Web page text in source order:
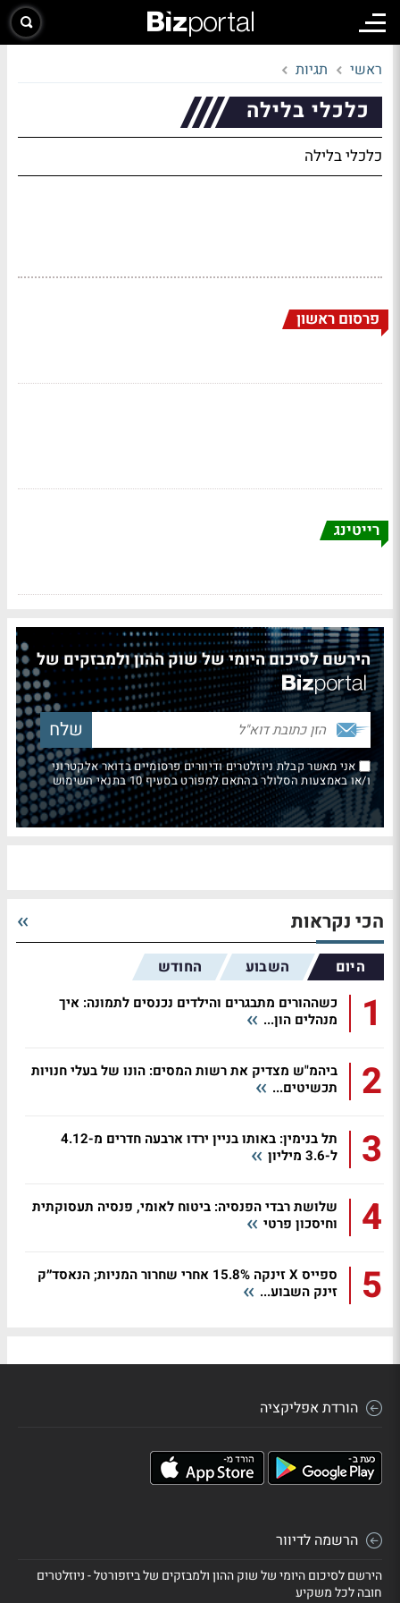
ראשי תגיות
כלכלי בלילה
כלכלי בלילה
פרסום ראשון
רייטינג
הירשם לסיכום היומי של שוק ההון ולמבזקים של
אני מאשר קבלת ניוזלטרים ודיוורים פרסומיים בדואר אלקטרוני
ו/או באמצעות הסלולר בהתאם למפורט בסעיף 10 בתנאי השימוש
הכי נקראות
היום השבוע החודש
1
כשההורים מתבגרים והילדים נכנסים לתמונה: איך
מנהלים הון...
2
ביהמ"ש מצדיק את רשות המסים: הונו של בעלי חנויות
תכשיטים...
3
תל בנימין: באותו בניין ירדו ארבעה חדרים מ-4.12
ל-3.6 מיליון
4
שלושת רבדי הפנסיה: ביטוח לאומי, פנסיה תעסוקתית
וחיסכון פרטי
5
ספייס X זינקה 15.8% אחרי שחרור המניות; הנאסד״ק
זינק השבוע...
הורדת אפליקציה
הרשמה לדיוור
הירשם לסיכום היומי של שוק ההון ולמבזקים של ביזפורטל - ניוזלטרים
חובה לכל משקיע